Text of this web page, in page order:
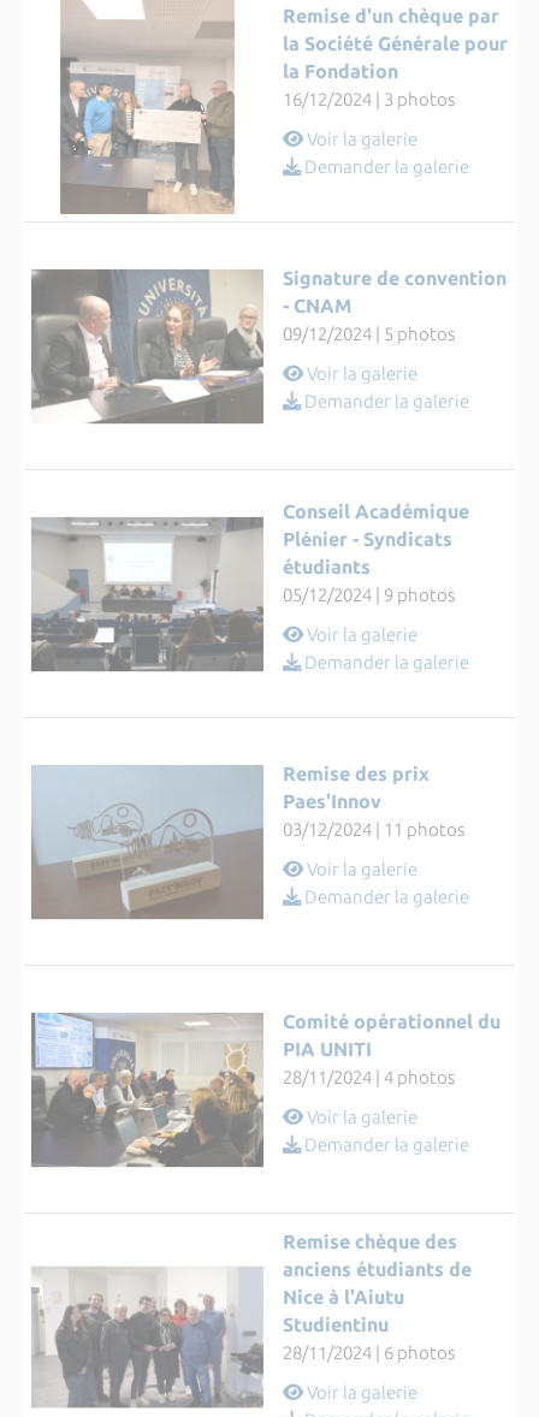
Remise d'un chèque par
la Société Générale pour
la Fondation
16/12/2024 | 3 photos
Voir la galerie
Demander la galerie
Signature de convention
- CNAM
09/12/2024 | 5 photos
Voir la galerie
Demander la galerie
Conseil Académique
Plénier - Syndicats
étudiants
05/12/2024 | 9 photos
Voir la galerie
Demander la galerie
Remise des prix
Paes'Innov
03/12/2024 | 11 photos
Voir la galerie
Demander la galerie
Comité opérationnel du
PIA UNITI
28/11/2024 | 4 photos
Voir la galerie
Demander la galerie
Remise chèque des
anciens étudiants de
Nice à l'Aiutu
Studientinu
28/11/2024 | 6 photos
Voir la galerie